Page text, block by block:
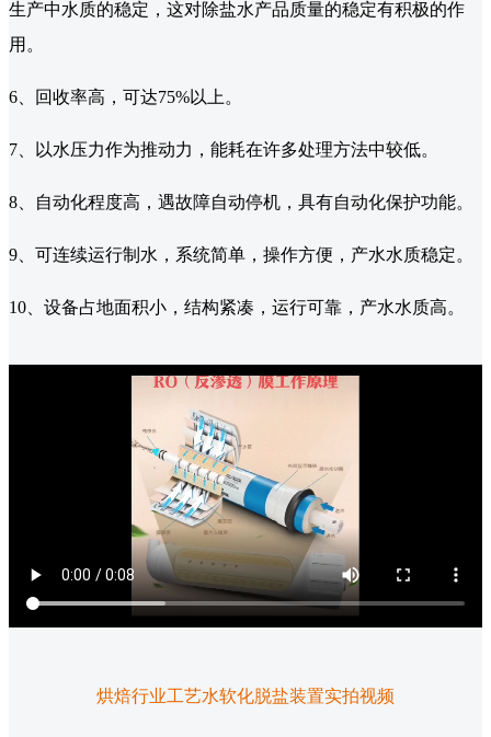
生产中水质的稳定，这对除盐水产品质量的稳定有积极的作
用。
6、回收率高，可达75%以上。
7、以水压力作为推动力，能耗在许多处理方法中较低。
8、自动化程度高，遇故障自动停机，具有自动化保护功能。
9、可连续运行制水，系统简单，操作方便，产水水质稳定。
10、设备占地面积小，结构紧凑，运行可靠，产水水质高。
烘焙行业工艺水软化脱盐装置实拍视频